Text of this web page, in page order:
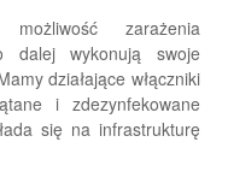
zarażenia
dalej wykonują swoje
działające włączniki
i zdezynfekowane
się na infrastrukturę